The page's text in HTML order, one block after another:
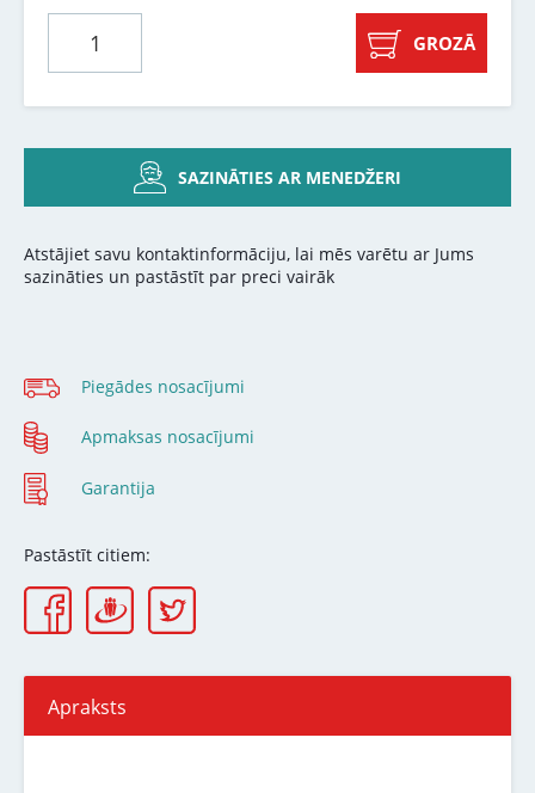
GROZĀ
SAZINĀTIES AR MENEDŽERI
Atstājiet savu kontaktinformāciju, lai mēs varētu ar Jums
sazināties un pastāstīt par preci vairāk
Piegādes nosacījumi
Apmaksas nosacījumi
Garantija
Pastāstīt citiem:
Apraksts